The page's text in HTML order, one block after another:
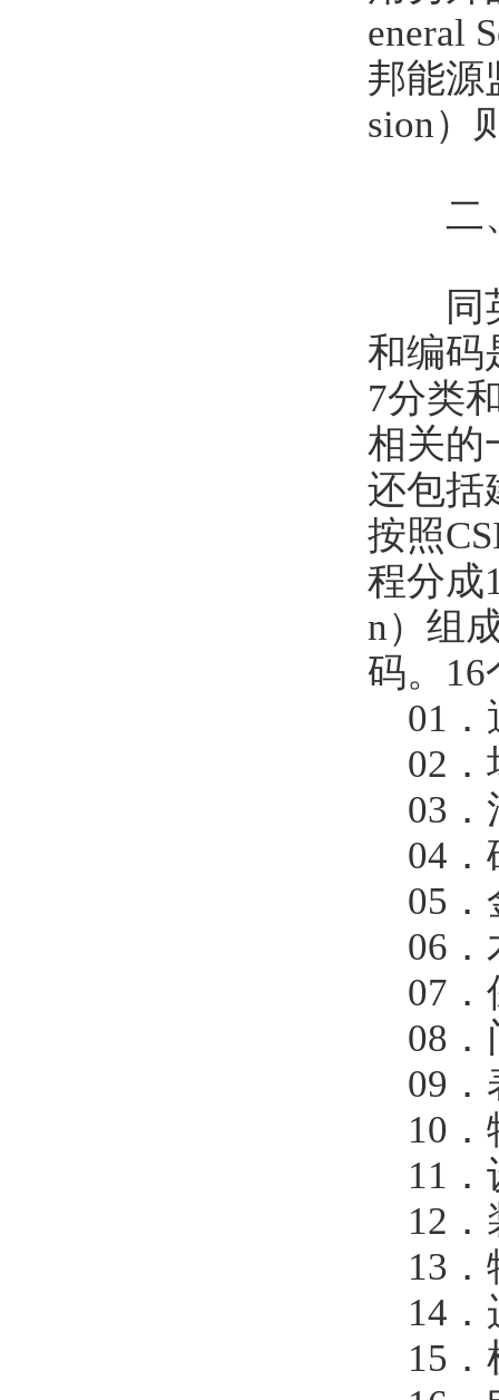
eneral
邦能源
sion）
二、
同英
和编码
7分类
相关的
还包括
按照
程分成
n）组
码。16
01．
02．
03．
04．
05．
06．
07．
08．
09．
10．
11．
12．
13．
14．
15．